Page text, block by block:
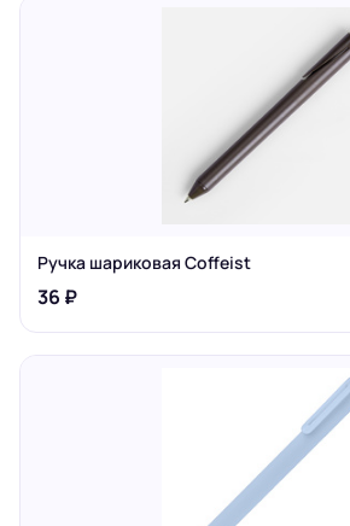
Ручка шариковая Coffeist
36 ₽